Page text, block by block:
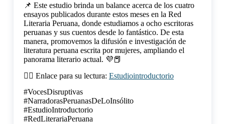
📌 Este estudio brinda un balance acerca de los cuatro
ensayos publicados durante estos meses en la Red
Literaria Peruana, donde estudiamos a ocho escritoras
peruanas y sus cuentos desde lo fantástico. De esta
manera, promovemos la difusión e investigación de
literatura peruana escrita por mujeres, ampliando el
panorama literario actual. 💜📕
👉🏻 Enlace para su lectura: Estudiointroductorio
#VocesDisruptivas
#NarradorasPeruanasDeLoInsólito
#EstudioIntroductorio
#RedLiterariaPeruana